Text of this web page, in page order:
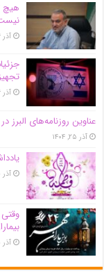
هیچ
آذر ۲۶, ۱۴۰۴
آذر ۲۶, ۱۴۰۴
عناوین روزنامه‌های البرز در ‌18 آذرماه/صدرنشینی در ارائه خدمات زایمان
آذر ۲۵, ۱۴۰۴
آذر ۲۵, ۱۴۰۴
آذر ۲۵, ۱۴۰۴